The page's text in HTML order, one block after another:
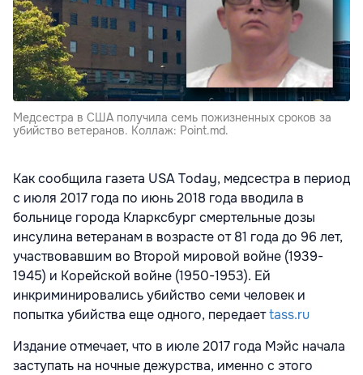
Медсестра в США получила семь пожизненных сроков за
убийство ветеранов. Коллаж: Point.md.
Как сообщила газета USA Today, медсестра в период
с июля 2017 года по июнь 2018 года вводила в
больнице города Кларксбург смертельные дозы
инсулина ветеранам в возрасте от 81 года до 96 лет,
участвовавшим во Второй мировой войне (1939-
1945) и Корейской войне (1950-1953). Ей
инкриминировались убийство семи человек и
попытка убийства еще одного, передаетtass.ru
Издание отмечает, что в июле 2017 года Мэйс начала
заступать на ночные дежурства, именно с этого